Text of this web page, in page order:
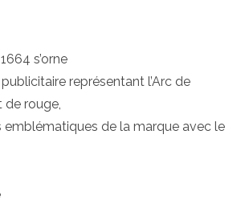
s’orne
représentant l’Arc de
de rouge,
emblématiques de la marque avec le